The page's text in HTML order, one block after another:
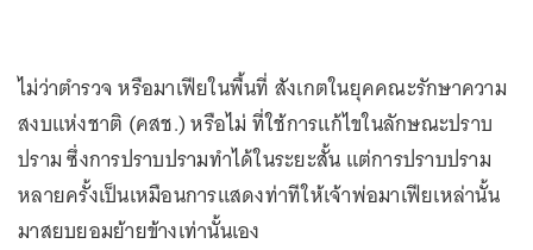
ไม่ว่าตำรวจ หรือมาเฟียในพื้นที่ สังเกตในยุคคณะรักษาความ
สงบแห่งชาติ (คสช.) หรือไม่ ที่ใช้การแก้ไขในลักษณะปราบ
ปราม ซึ่งการปราบปรามทำได้ในระยะสั้น แต่การปราบปราม
หลายครั้งเป็นเหมือนการแสดงท่าทีให้เจ้าพ่อมาเฟียเหล่านั้น
มาสยบยอมย้ายข้างเท่านั้นเอง